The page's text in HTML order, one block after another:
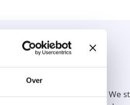
Over
voor stap in jouw proces. We